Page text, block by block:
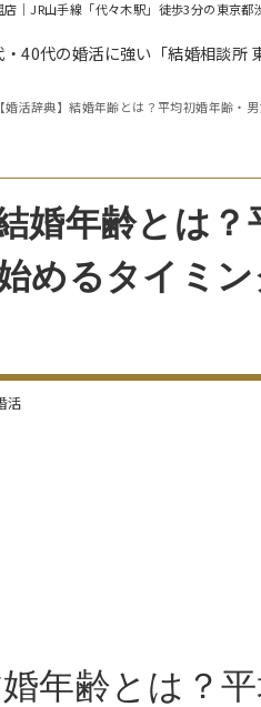
｜JR山手線「代々木駅」徒歩3分の東京都
40代の婚活に強い「結婚相談所
【婚活辞典】結婚年齢とは？平均初婚年齢・
婚年齢とは
めるタイミ
活
婚年齢とは？